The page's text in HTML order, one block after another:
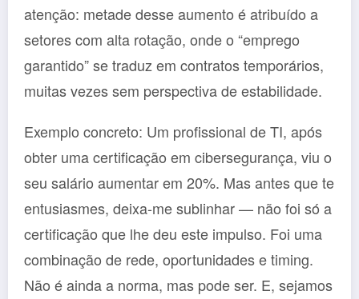
atenção: metade desse aumento é atribuído a
setores com alta rotação, onde o “emprego
garantido” se traduz em contratos temporários,
muitas vezes sem perspectiva de estabilidade.
Exemplo concreto: Um profissional de TI, após
obter uma certificação em cibersegurança, viu o
seu salário aumentar em 20%. Mas antes que te
entusiasmes, deixa-me sublinhar — não foi só a
certificação que lhe deu este impulso. Foi uma
combinação de rede, oportunidades e timing.
Não é ainda a norma, mas pode ser. E, sejamos